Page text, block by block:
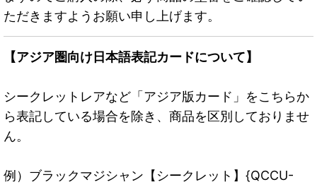
ただきますようお願い申し上げます。
【アジア圏向け日本語表記カードについて】
シークレットレアなど「アジア版カード」をこちらか
ら表記している場合を除き、商品を区別しておりませ
ん。
例）ブラックマジシャン【シークレット】{QCCU-